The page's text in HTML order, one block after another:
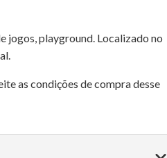
jogos, playground. Localizado no
as condições de compra desse